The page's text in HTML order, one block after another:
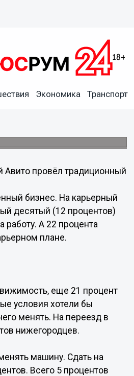
Экономика Транспорт
Авито провёл традиционный
бизнес. На карьерный
десятый (12 процентов)
работу. А 22 процента
плане.
еще 21 процент
условия хотели бы
менять. На переезд в
нижегородцев.
машину. Сдать на
Всего 5 процентов